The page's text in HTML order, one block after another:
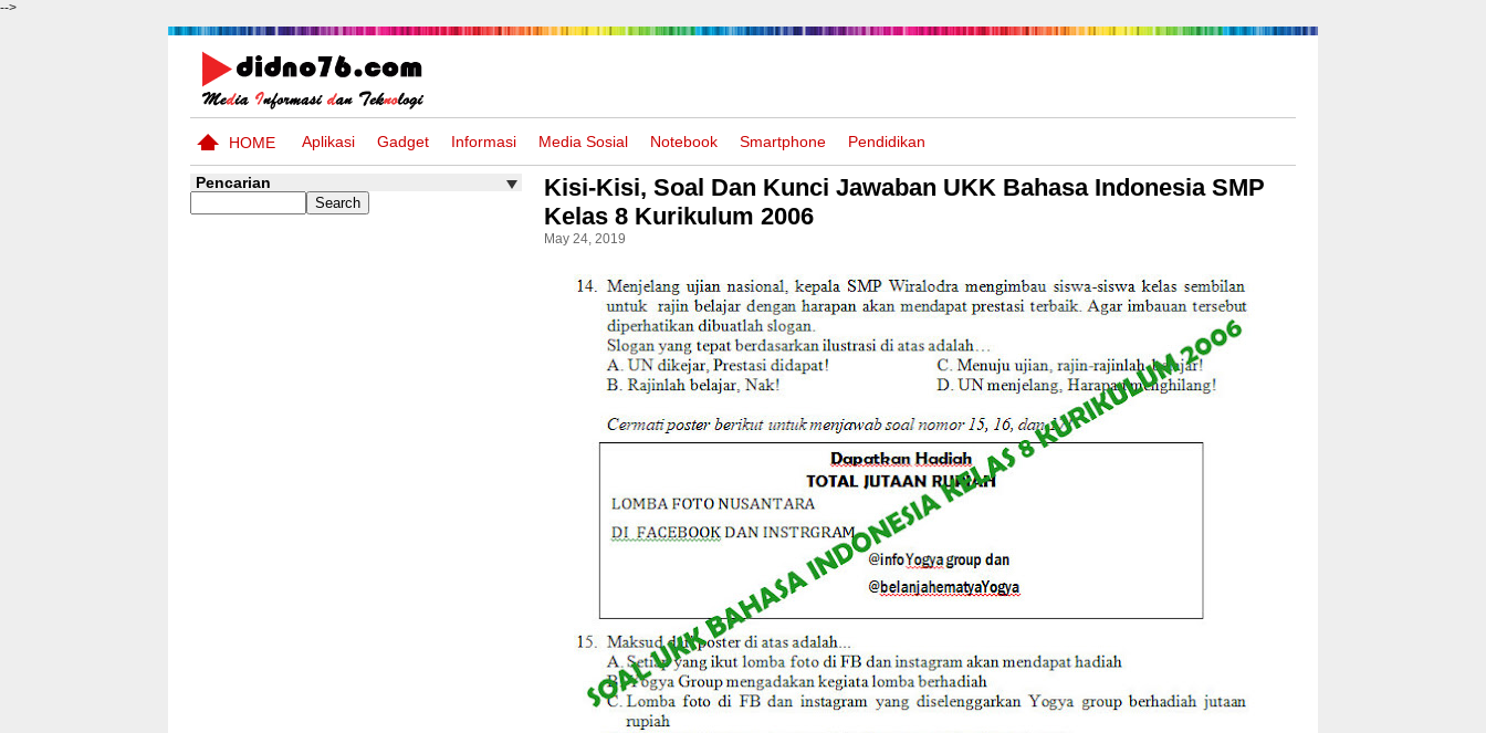
-->
HOME Aplikasi Gadget Informasi Media Sosial Notebook Smartphone Pendidikan
Kisi-Kisi, Soal Dan Kunci Jawaban UKK Bahasa Indonesia SMP
Kelas 8 Kurikulum 2006
May 24, 2019
Pencarian